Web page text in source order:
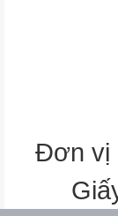
Đơn vị